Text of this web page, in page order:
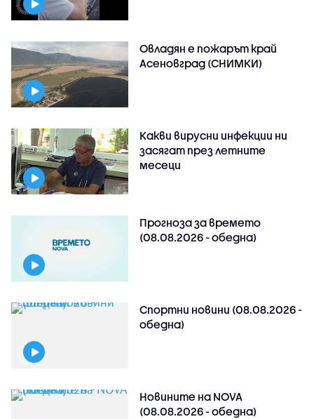
Овладян е пожарът край
Асеновград (СНИМКИ)
Какви вирусни инфекции ни
засягат през летните
месеци
Прогноза за времето
(08.08.2026 - обедна)
Спортни новини (08.08.2026 -
обедна)
Новините на NOVA
(08.08.2026 - обедна)